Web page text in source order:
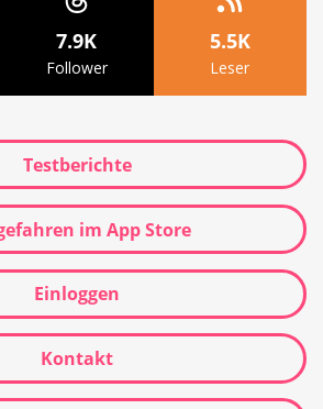
7.9K
Follower
5.5K
Leser
Testberichte
im App Store
Einloggen
Kontakt